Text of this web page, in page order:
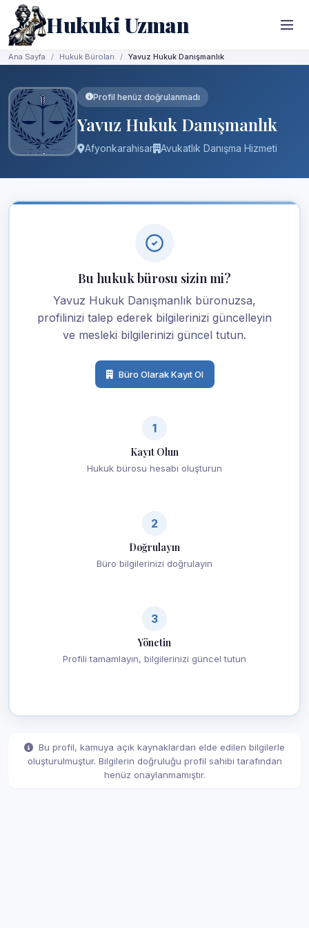
Hukuki Uzman
Ana Sayfa Hukuk Büroları Yavuz Hukuk Danışmanlık
Profil henüz doğrulanmadı
Yavuz Hukuk Danışmanlık
Afyonkarahisar Avukatlık Danışma Hizmeti
Bu hukuk bürosu sizin mi?
Yavuz Hukuk Danışmanlık büronuzsa,
profilinizi talep ederek bilgilerinizi güncelleyin
ve mesleki bilgilerinizi güncel tutun.
Büro Olarak Kayıt Ol
1
Kayıt Olun
Hukuk bürosu hesabı oluşturun
2
Doğrulayın
Büro bilgilerinizi doğrulayın
3
Yönetin
Profili tamamlayın, bilgilerinizi güncel tutun
Bu profil, kamuya açık kaynaklardan elde edilen bilgilerle
oluşturulmuştur. Bilgilerin doğruluğu profil sahibi tarafından
henüz onaylanmamıştır.